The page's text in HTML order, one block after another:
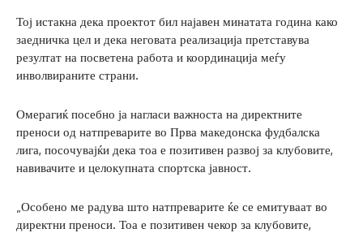
Тој истакна дека проектот бил најавен минатата година како
заедничка цел и дека неговата реализација претставува
резултат на посветена работа и координација меѓу
инволвираните страни.
Омерагиќ посебно ја нагласи важноста на директните
преноси од натпреварите во Прва македонска фудбалска
лига, посочувајќи дека тоа е позитивен развој за клубовите,
навивачите и целокупната спортска јавност.
„Особено ме радува што натпреварите ќе се емитуваат во
директни преноси. Тоа е позитивен чекор за клубовите,